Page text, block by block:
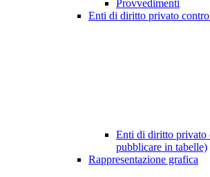
Provvedimenti
Enti di diritto privato
Enti di diritto privato
pubblicare in tabelle)
Rappresentazione grafica